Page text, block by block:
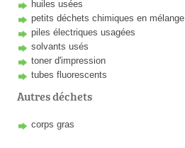
huiles usées
petits déchets chimiques en mélange
piles électriques usagées
solvants usés
toner d'impression
tubes fluorescents
Autres déchets
corps gras